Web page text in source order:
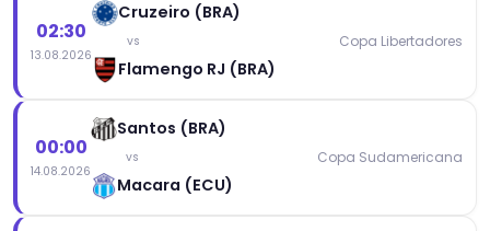
02:30
13.08.2026
Cruzeiro (BRA)
vs
Flamengo RJ (BRA)
Copa Libertadores
00:00
14.08.2026
Santos (BRA)
vs
Macara (ECU)
Copa Sudamericana